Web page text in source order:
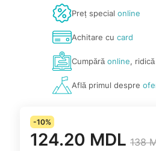
Preț special online
Achitare cu card
Cumpărăonline,
Află primul despre
-10%
124.20 MDL 138